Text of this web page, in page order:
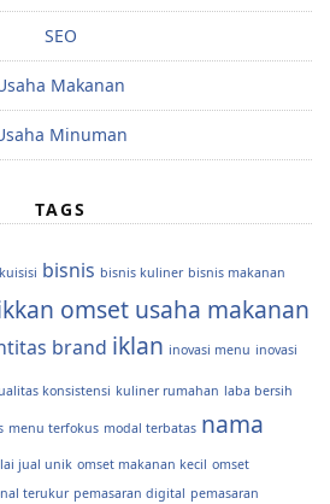
SEO
Makanan
Minuman
TAGS
bisnis bisnis kuliner bisnis makanan
omset usaha makanan
brand iklan inovasi menu inovasi
konsistensi kuliner rumahan laba bersih
menu terfokus modal terbatas nama
jual unik omset makanan kecil omset
terukur pemasaran digital pemasaran